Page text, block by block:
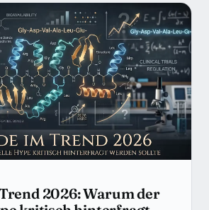
2026: Warum der